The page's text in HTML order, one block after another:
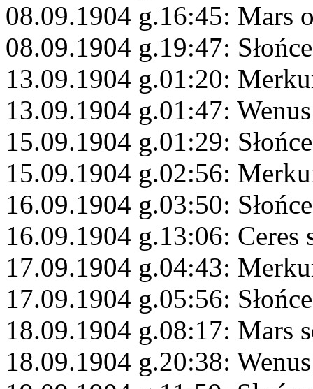
08.09.1904 g.16:45: Mars
08.09.1904 g.19:47:
13.09.1904 g.01:20:
13.09.1904 g.01:47:
15.09.1904 g.01:29:
15.09.1904 g.02:56:
16.09.1904 g.03:50:
16.09.1904 g.13:06: Ceres
17.09.1904 g.04:43:
17.09.1904 g.05:56:
18.09.1904 g.08:17: Mars
18.09.1904 g.20:38: